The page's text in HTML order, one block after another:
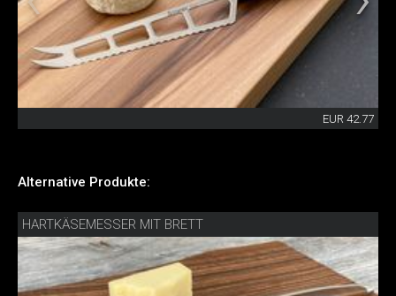
EUR 42.77
Alternative Produkte:
HARTKÄSEMESSER MIT BRETT